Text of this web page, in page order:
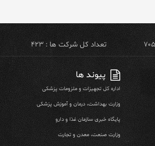
تعداد کل شرکت ها : ۴۲۳
پیوند ها
اداره کل تجهیزات و ملزومات پزشکی
وزارت بهداشت، درمان و آموزش پزشکی
پایگاه خبری سازمان غذا و دارو
وزارت صنعت، معدن و تجارت